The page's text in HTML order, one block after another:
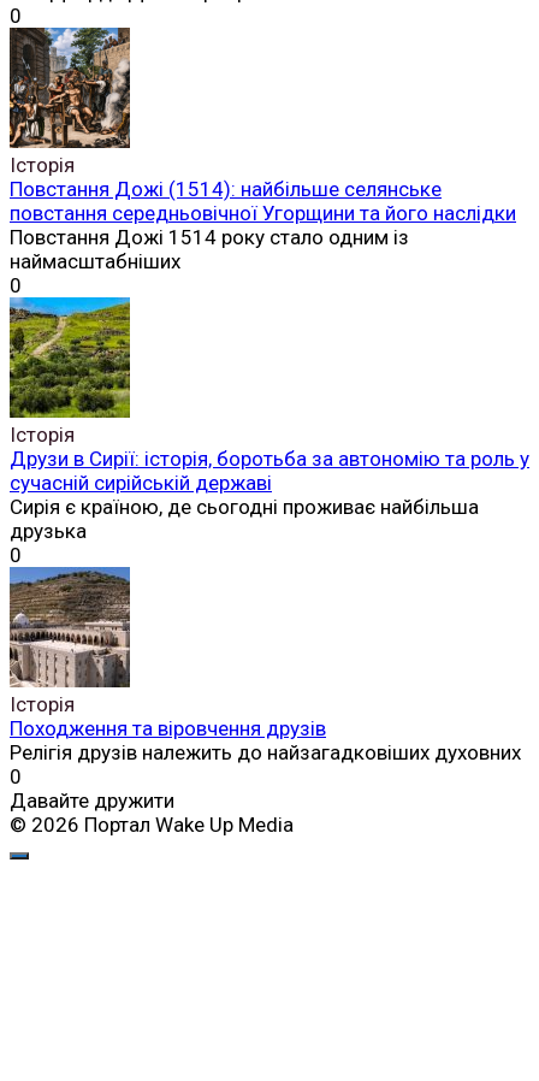
0
Історія
Повстання Дожі (1514): найбільше селянське
повстання середньовічної Угорщини та його наслідки
Повстання Дожі 1514 року стало одним із
наймасштабніших
0
Історія
Друзи в Сирії: історія, боротьба за автономію та роль у
сучасній сирійській державі
Сирія є країною, де сьогодні проживає найбільша
друзька
0
Історія
Походження та віровчення друзів
Релігія друзів належить до найзагадковіших духовних
0
Давайте дружити
© 2026 Портал Wake Up Media